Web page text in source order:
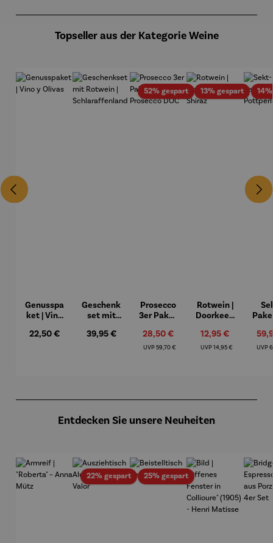
Topseller aus der Kategorie Weine
Genusspa
ket | Vino
Regulärer Preis:
22,50 €
Geschenk
set mit
Schlaraff
Regulärer Preis:
39,95 €
52% gespartRabatt
Prosecco
3er Paket
Prosecco
DOC
Verkaufspreis:
28,50 €
UVP Regulärer Preis:
59,70 €
13% gespartRabatt
Rotwein |
Doorkeep
Verkaufspreis:
12,95 €
UVPRegulärer Preis:
14,95 € UVP
Entdecken Sie unsere Neuheiten
22% gespartRabatt25% gespartRabatt